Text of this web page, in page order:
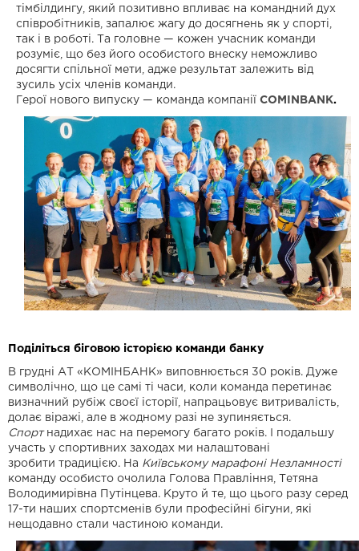
тімбілдингу, який позитивно впливає на командний дух
співробітників, запалює жагу до досягнень як у спорті,
так і в роботі. Та головне — кожен учасник команди
розуміє, що без його особистого внеску неможливо
досягти спільної мети, адже результат залежить від
зусиль усіх членів команди.
Герої нового випуску — команда компанії COMINBANK.
Поділіться біговою історією команди банку
В грудні АТ «КОМІНБАНК» виповнюється 30 років. Дуже
символічно, що це самі ті часи, коли команда перетинає
визначний рубіж своєї історії, напрацьовує витривалість,
долає віражі, але в жодному разі не зупиняється.
Спортнадихає нас на перемогу багато років. І подальшу
участь у спортивних заходах ми налаштовані
зробити традицією. На Київському марафоніНезламності
команду особисто очолила Голова Правління, Тетяна
Володимирівна Путінцева. Круто й те, що цього разу серед
17-ти наших спортсменів були професійні бігуни, які
нещодавно стали частиною команди.